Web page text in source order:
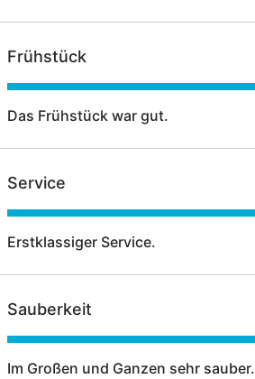
Frühstück
Das Frühstück war gut.
Service
Erstklassiger Service.
Sauberkeit
Im Großen und Ganzen sehr sauber.